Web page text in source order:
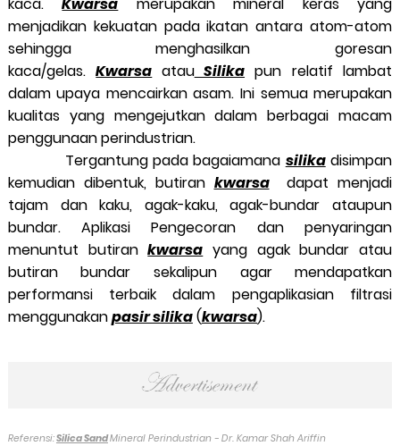
kaca.Kwarsa merupakan mineral keras yang
menjadikan kekuatan pada ikatan antara atom-atom
sehingga menghasilkan goresan
kaca/gelas.Kwarsa atauSilika pun relatif lambat
dalam upaya mencairkan asam. Ini semua merupakan
kualitas yang mengejutkan dalam berbagai macam
penggunaan perindustrian.
Tergantung pada bagaiamana silikadisimpan
kemudian dibentuk, butiran kwarsadapat menjadi
tajam dan kaku, agak-kaku, agak-bundar ataupun
bundar. Aplikasi Pengecoran dan penyaringan
menuntut butirankwarsa yang agak bundar atau
butiran bundar sekalipun agar mendapatkan
performansi terbaik dalam pengaplikasian filtrasi
menggunakanpasir silika(kwarsa).
Referensi:Silica SandMineral Perindustrian - Dr. Kamar Shah Ariffin